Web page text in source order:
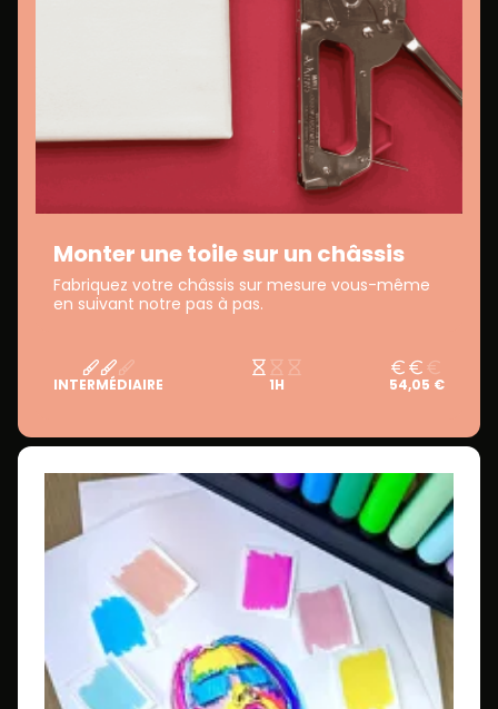
Monter une toile sur un châssis
Fabriquez votre châssis sur mesure vous-même
en suivant notre pas à pas.
INTERMÉDIAIRE 1H 54,05 €